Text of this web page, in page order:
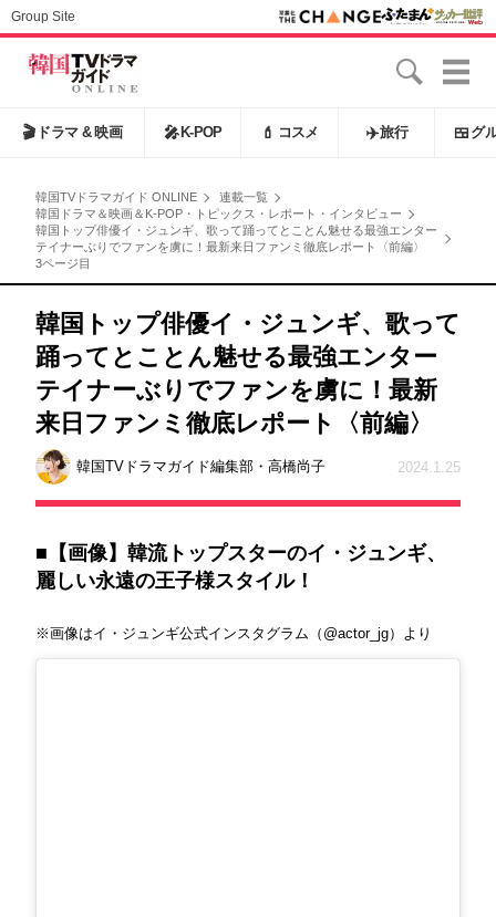
Group Site
🎬 ドラマ & 映画 🎤 K-POP 💄 コスメ ✈️旅行 🍱 グ
韓国TVドラマガイド ONLINE
連載一覧
韓国ドラマ＆映画＆K-POP・トピックス・レポート・インタビュー
韓国トップ俳優イ・ジュンギ、歌って踊ってとことん魅せる最強エンター
テイナーぶりでファンを虜に！最新来日ファンミ徹底レポート〈前編〉
3ページ目
韓国トップ俳優イ・ジュンギ、歌って
踊ってとことん魅せる最強エンター
テイナーぶりでファンを虜に！最新
来日ファンミ徹底レポート〈前編〉
韓国TVドラマガイド編集部・高橋尚子 2024.1.25
■【画像】韓流トップスターのイ・ジュンギ、
麗しい永遠の王子様スタイル！
※画像はイ・ジュンギ公式インスタグラム（@actor_jg）より